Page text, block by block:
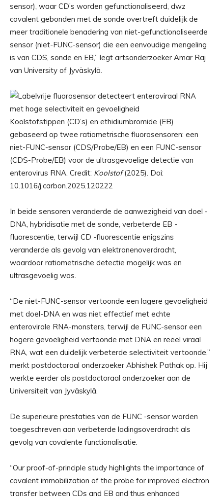
sensor), waar CD’s worden gefunctionaliseerd, dwz
covalent gebonden met de sonde overtreft duidelijk de
meer traditionele benadering van niet-gefunctionaliseerde
sensor (niet-FUNC-sensor) die een eenvoudige mengeling
is van CDS, sonde en EB,” legt artsonderzoeker Amar Raj
van University of Jyväskylä.
Koolstofstippen (CD’s) en ethidiumbromide (EB)
gebaseerd op twee ratiometrische fluorosensoren: een
niet-FUNC-sensor (CDS/Probe/EB) en een FUNC-sensor
(CDS-Probe/EB) voor de ultrasgevoelige detectie van
enterovirus RNA. Credit: Koolstof(2025). Doi:
10.1016/j.carbon.2025.120222
In beide sensoren veranderde de aanwezigheid van doel -
DNA, hybridisatie met de sonde, verbeterde EB -
fluorescentie, terwijl CD -fluorescentie enigszins
veranderde als gevolg van elektronenoverdracht,
waardoor ratiometrische detectie mogelijk was en
ultrasgevoelig was.
“De niet-FUNC-sensor vertoonde een lagere gevoeligheid
met doel-DNA en was niet effectief met echte
enterovirale RNA-monsters, terwijl de FUNC-sensor een
hogere gevoeligheid vertoonde met DNA en reëel viraal
RNA, wat een duidelijk verbeterde selectiviteit vertoonde,”
merkt postdoctoraal onderzoeker Abhishek Pathak op. Hij
werkte eerder als postdoctoraal onderzoeker aan de
Universiteit van Jyväskylä.
De superieure prestaties van de FUNC -sensor worden
toegeschreven aan verbeterde ladingsoverdracht als
gevolg van covalente functionalisatie.
“Our proof-of-principle study highlights the importance of
covalent immobilization of the probe for improved electron
transfer between CDs and EB and thus enhanced